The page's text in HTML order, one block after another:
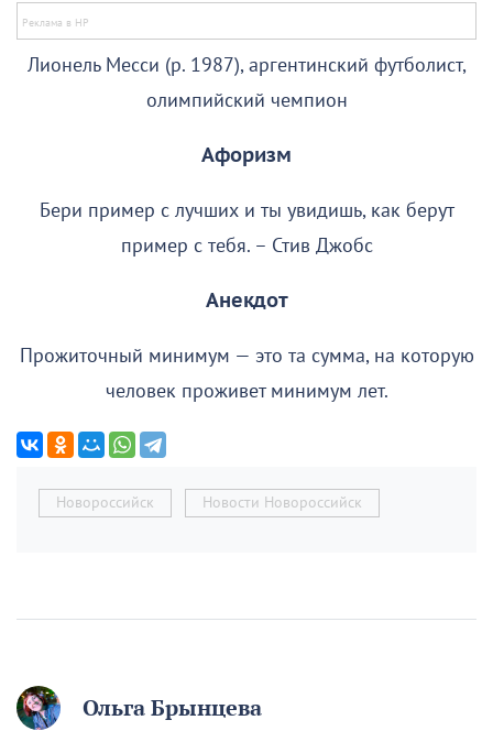
Лионель Месси (р. 1987), аргентинский футболист,
олимпийский чемпион
Афоризм
Бери пример с лучших и ты увидишь, как берут
пример с тебя. – Стив Джобс
Анекдот
Прожиточный минимум — это та сумма, на которую
человек проживет минимум лет.
Новороссийск Новости Новороссийск
Ольга Брынцева